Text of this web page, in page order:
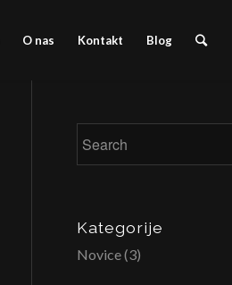
O nas Kontakt Blog
Kategorije
Novice(3)